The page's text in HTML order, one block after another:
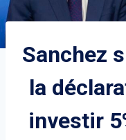
Sanchez
la
investir